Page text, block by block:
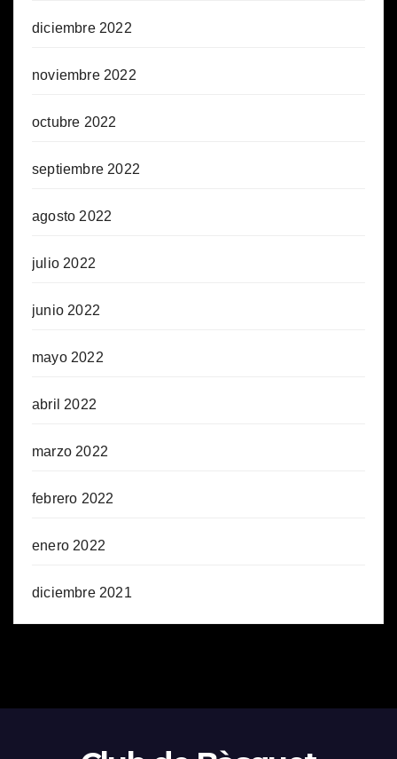
diciembre 2022
noviembre 2022
octubre 2022
septiembre 2022
agosto 2022
julio 2022
junio 2022
mayo 2022
abril 2022
marzo 2022
febrero 2022
enero 2022
diciembre 2021